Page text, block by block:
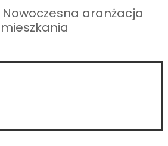
Nowoczesna aranżacja
mieszkania